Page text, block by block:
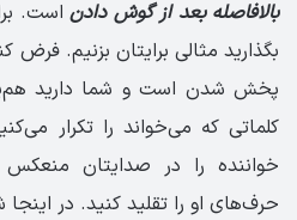
بالافاصله بعد از گوش دادن است.
بگذارید مثالی برایتان بزنیم.
پخش شدن است و شما دارید
کلماتی که می‌خواند را تکرار
خواننده را در صدایتان
حرف‌های او را تقلید کنید. در